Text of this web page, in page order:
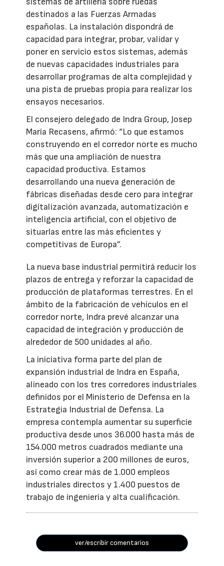
destinados a las Fuerzas Armadas
españolas. La instalación dispondrá de
capacidad para integrar, probar, validar y
poner en servicio estos sistemas, además
de nuevas capacidades industriales para
desarrollar programas de alta complejidad y
una pista de pruebas propia para realizar los
ensayos necesarios.
El consejero delegado de Indra Group, Josep
María Recasens, afirmó: “Lo que estamos
construyendo en el corredor norte es mucho
más que una ampliación de nuestra
capacidad productiva. Estamos
desarrollando una nueva generación de
fábricas diseñadas desde cero para integrar
digitalización avanzada, automatización e
inteligencia artificial, con el objetivo de
situarlas entre las más eficientes y
competitivas de Europa”.
La nueva base industrial permitirá reducir los
plazos de entrega y reforzar la capacidad de
producción de plataformas terrestres. En el
ámbito de la fabricación de vehículos en el
corredor norte, Indra prevé alcanzar una
capacidad de integración y producción de
alrededor de 500 unidades al año.
La iniciativa forma parte del plan de
expansión industrial de Indra en España,
alineado con los tres corredores industriales
definidos por el Ministerio de Defensa en la
Estrategia Industrial de Defensa. La
empresa contempla aumentar su superficie
productiva desde unos 36.000 hasta más de
154.000 metros cuadrados mediante una
inversión superior a 200 millones de euros,
así como crear más de 1.000 empleos
industriales directos y 1.400 puestos de
trabajo de ingeniería y alta cualificación.
ver/escribir comentarios